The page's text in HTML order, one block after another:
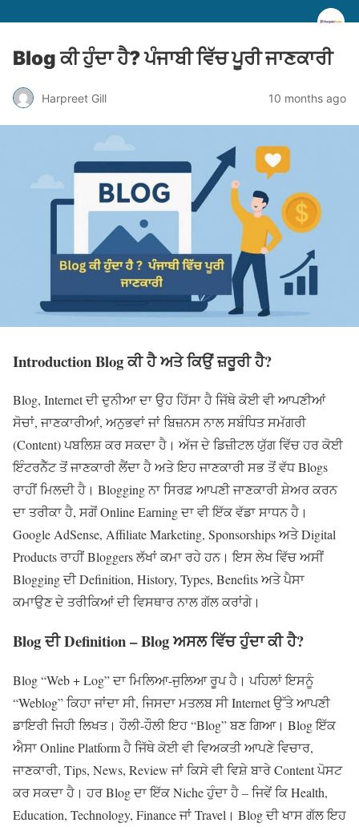
Blog ਕੀ ਹੁੰਦਾ ਹੈ? ਪੰਜਾਬੀ ਵਿੱਚ ਪੂਰੀ ਜਾਣਕਾਰੀ
Harpreet Gill 10 months ago
IntroductionBlog ਕੀ ਹੈ ਅਤੇ ਕਿਉਂ ਜ਼ਰੂਰੀ ਹੈ?
Blog, Internet ਦੀ ਦੁਨੀਆ ਦਾ ਉਹ ਹਿੱਸਾ ਹੈ ਜਿੱਥੇ ਕੋਈ ਵੀ ਆਪਣੀਆਂ
ਸੋਚਾਂ, ਜਾਣਕਾਰੀਆਂ, ਅਨੁਭਵਾਂ ਜਾਂ ਬਿਜ਼ਨਸ ਨਾਲ ਸਬੰਧਿਤ ਸਮੱਗਰੀ
(Content) ਪਬਲਿਸ਼ ਕਰ ਸਕਦਾ ਹੈ। ਅੱਜ ਦੇ ਡਿਜ਼ੀਟਲ ਯੁੱਗ ਵਿੱਚ ਹਰ ਕੋਈ
ਇੰਟਰਨੈੱਟ ਤੋਂ ਜਾਣਕਾਰੀ ਲੈਂਦਾ ਹੈ ਅਤੇ ਇਹ ਜਾਣਕਾਰੀ ਸਭ ਤੋਂ ਵੱਧ Blogs
ਰਾਹੀਂ ਮਿਲਦੀ ਹੈ। Blogging ਨਾ ਸਿਰਫ਼ ਆਪਣੀ ਜਾਣਕਾਰੀ ਸ਼ੇਅਰ ਕਰਨ
ਦਾ ਤਰੀਕਾ ਹੈ, ਸਗੋਂ Online Earning ਦਾ ਵੀ ਇੱਕ ਵੱਡਾ ਸਾਧਨ ਹੈ।
Google AdSense, Affiliate Marketing, Sponsorships ਅਤੇ Digital
Products ਰਾਹੀਂ Bloggers ਲੱਖਾਂ ਕਮਾ ਰਹੇ ਹਨ। ਇਸ ਲੇਖ ਵਿੱਚ ਅਸੀਂ
Blogging ਦੀ Definition, History, Types, Benefits ਅਤੇ ਪੈਸਾ
ਕਮਾਉਣ ਦੇ ਤਰੀਕਿਆਂ ਦੀ ਵਿਸਥਾਰ ਨਾਲ ਗੱਲ ਕਰਾਂਗੇ।
BlogਦੀDefinition – Blogਅਸਲ ਵਿੱਚ ਹੁੰਦਾ ਕੀ ਹੈ?
Blog “Web + Log” ਦਾ ਮਿਲਿਆ-ਜੁਲਿਆ ਰੂਪ ਹੈ। ਪਹਿਲਾਂ ਇਸਨੂੰ
“Weblog” ਕਿਹਾ ਜਾਂਦਾ ਸੀ, ਜਿਸਦਾ ਮਤਲਬ ਸੀ Internet ਉੱਤੇ ਆਪਣੀ
ਡਾਇਰੀ ਜਿਹੀ ਲਿਖਤ। ਹੌਲੀ-ਹੌਲੀ ਇਹ “Blog” ਬਣ ਗਿਆ। Blog ਇੱਕ
ਐਸਾ Online Platform ਹੈ ਜਿੱਥੇ ਕੋਈ ਵੀ ਵਿਅਕਤੀ ਆਪਣੇ ਵਿਚਾਰ,
ਜਾਣਕਾਰੀ, Tips, News, Review ਜਾਂ ਕਿਸੇ ਵੀ ਵਿਸ਼ੇ ਬਾਰੇ Content ਪੋਸਟ
ਕਰ ਸਕਦਾ ਹੈ। ਹਰ Blog ਦਾ ਇੱਕ Niche ਹੁੰਦਾ ਹੈ – ਜਿਵੇਂ ਕਿ Health,
Education, Technology, Finance ਜਾਂ Travel। Blog ਦੀ ਖਾਸ ਗੱਲ ਇਹ